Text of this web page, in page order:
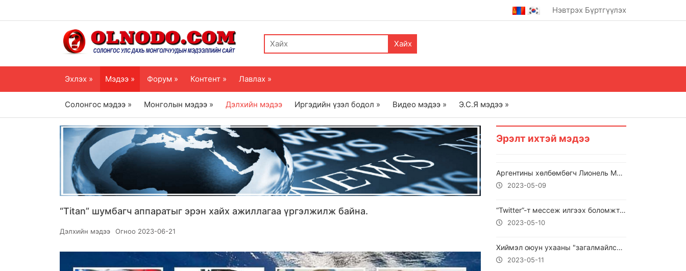
Нэвтрэх Бүртгүүлэх
Хайх
Эхлэх » Мэдээ » Форум » Контент » Лавлах »
Солонгос мэдээ » Монголын мэдээ » Дэлхийн мэдээ Иргэдийн үзэл бодол » Видео мэдээ » Э.С.Я мэдээ »
“Titan” шумбагч аппаратыг эрэн хайх ажиллагаа үргэлжилж байна.
Дэлхийн мэдээ Огноо 2023-06-21
Эрэлт ихтэй мэдээ
Аргентины хөлбөмбөгч Лионель Месси “Оны шилдэг тамирчин”-аар шалгарчээ
2023-05-09
“Twitter”-т мессеж илгээх боломжтой болно
2023-05-10
Хиймэл оюун ухааны "загалмайлсан эцэг" Жеффри Хинтон ирээдүйд болзошгүй аюулыг сэрэмжлүүлэв.
2023-05-11